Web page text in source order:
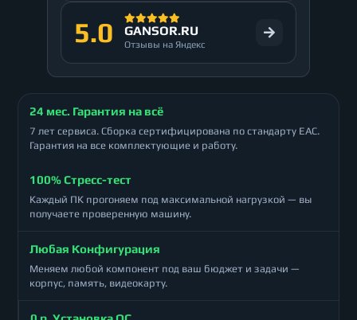
5.0 GANSOR.RU
Отзывы на Яндекс
24 мес. Гарантия на всё
7 лет сервиса. Сборка сертифицирована по стандарту ЕАС.
Гарантия на все комплектующие и работу.
100% Стресс-тест
Каждый ПК прогоняем под максимальной нагрузкой — вы
получаете проверенную машину.
Любая Конфигурация
Меняем любой компонент под ваш бюджет и задачи —
корпус, память, видеокарту.